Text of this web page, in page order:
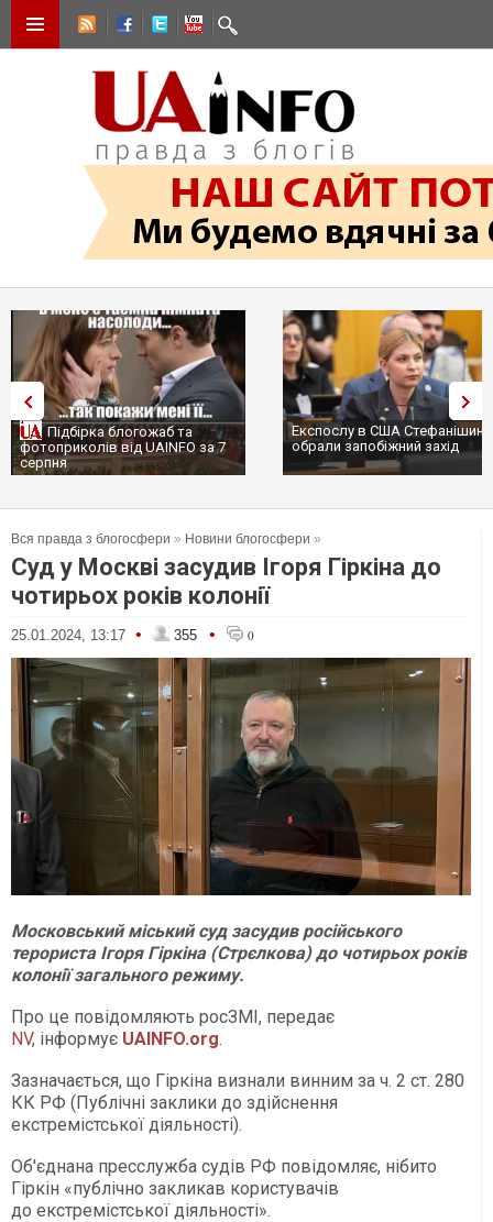
Підбірка блогожаб та
фотоприколів від UAINFO за 7
серпня
Експослу в США
обрали запобіжний захід
Вся правда з блогосфери » Новини блогосфери »
Суд у Москві засудив Ігоря Гіркіна до
чотирьох років колонії
25.01.2024, 13:17 • 355 • 0
Московський міський суд засудив російського
терориста Ігоря Гіркіна (Стрєлкова) до чотирьох років
колонії загального режиму.
Про це повідомляють росЗМІ, передає
NV, інформує UAINFO.org.
Зазначається, що Гіркіна визнали винним за ч. 2 ст. 280
КК РФ (Публічні заклики до здійснення
екстремістської діяльності).
Об'єднана пресслужба судів РФ повідомляє, нібито
Гіркін «публічно закликав користувачів
до екстремістської діяльності».